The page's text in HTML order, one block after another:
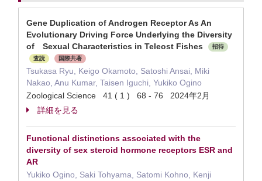
Gene Duplication of Androgen Receptor As An
Evolutionary Driving Force Underlying the Diversity
of Sexual Characteristics in Teleost Fishes
招待
査読
国際共著
Tsukasa Ryu, Keigo Okamoto, Satoshi Ansai, Miki
Nakao, Anu Kumar, Taisen Iguchi, Yukiko Ogino
Zoological Science 41 ( 1 ) 68 - 76 2024年2月
詳細を見る
Functional distinctions associated with the
diversity of sex steroid hormone receptors ESR and
AR
Yukiko Ogino, Saki Tohyama, Satomi Kohno, Kenji